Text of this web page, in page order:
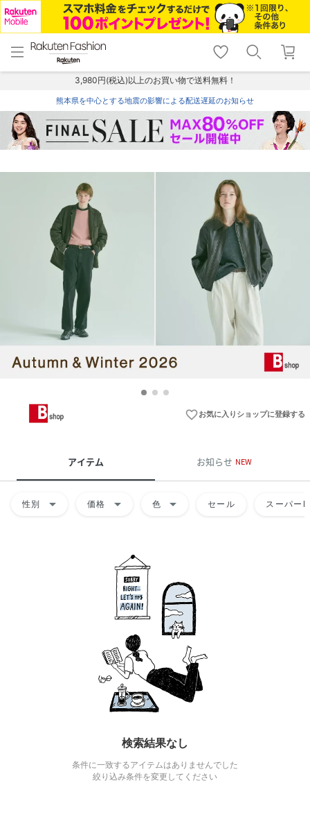
menu home
トップ
shopping_cart lock_outline
ログイン
3,980円(税込)以上のお買い物で送料無料！
熊本県を中心とする地震の影響による配送遅延のお知らせ
favorite_borderお気に入りショップに登録する
アイテム お知らせ NEW
性別 arrow_drop_down 価格 arrow_drop_down 色 arrow_drop_down セール スーパー
検索結果なし
条件に一致するアイテムはありませんでした
絞り込み条件を変更してください